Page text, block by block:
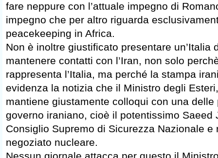
fare neppure con l’attuale impegno di
impegno che per altro riguarda
peacekeeping in Africa.
Non è inoltre giustificato presentare un’Italia
mantenere contatti con l’Iran, non solo
rappresenta l’Italia, ma perché la stampa
evidenza la notizia che il Ministro degli
mantiene giustamente colloqui con una
governo iraniano, cioè il potentissimo Saeed
Consiglio Supremo di Sicurezza Nazionale e
negoziato nucleare.